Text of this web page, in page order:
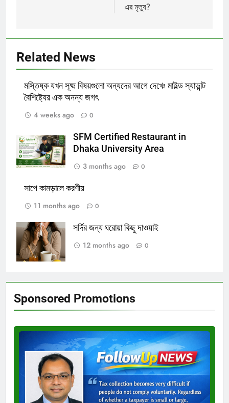
এর মৃত্যু?
Related News
মস্তিষ্ক যখন সূক্ষ্ম বিষয়গুলো অন্যদের আগে দেখেঃ মাইল্ড স্যাভান্ট
বৈশিষ্ট্যের এক অনন্য জগৎ
4 weeks ago
0
SFM Certified Restaurant in
Dhaka University Area
3 months ago
0
সাপে কামড়ালে করণীয়
11 months ago
0
সর্দির জন্য ঘরোয়া কিছু দাওয়াই
12 months ago
0
Sponsored Promotions
Ad
3